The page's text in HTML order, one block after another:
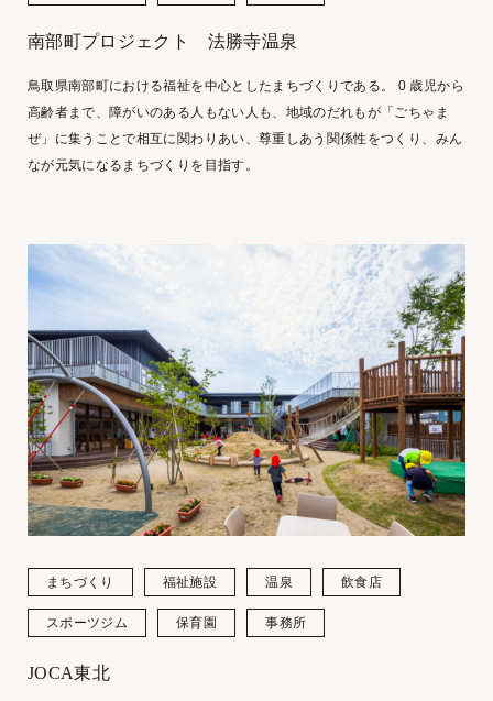
南部町プロジェクト 法勝寺温泉
鳥取県南部町における福祉を中心としたまちづくりである。 0 歳児から
高齢者まで、障がいのある人もない人も、地域のだれもが「ごちゃま
ぜ」に集うことで相互に関わりあい、尊重しあう関係性をつくり、みん
なが元気になるまちづくりを目指す。
まちづくり 福祉施設 温泉 飲食店
スポーツジム 保育園 事務所
JOCA東北